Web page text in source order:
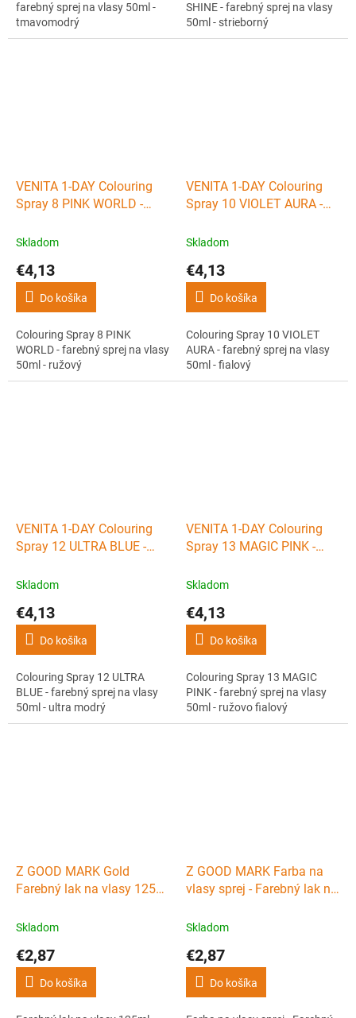
farebný sprej na vlasy 50ml -
tmavomodrý
SHINE - farebný sprej na vlasy
50ml - strieborný
VENITA 1-DAY Colouring
Spray 8 PINK WORLD -
50ml - ružový
Skladom
€4,13
Do košíka
Colouring Spray 8 PINK
WORLD - farebný sprej na vlasy
50ml - ružový
VENITA 1-DAY Colouring
Spray 10 VIOLET AURA -
50ml - fialový
Skladom
€4,13
Do košíka
Colouring Spray 10 VIOLET
AURA - farebný sprej na vlasy
50ml - fialový
VENITA 1-DAY Colouring
Spray 12 ULTRA BLUE -
50ml - ultra modrý
Skladom
€4,13
Do košíka
Colouring Spray 12 ULTRA
BLUE - farebný sprej na vlasy
50ml - ultra modrý
VENITA 1-DAY Colouring
Spray 13 MAGIC PINK -
50ml - ružovo fialový
Skladom
€4,13
Do košíka
Colouring Spray 13 MAGIC
PINK - farebný sprej na vlasy
50ml - ružovo fialový
Z GOOD MARK Gold
Farebný lak na vlasy 125ml
zlatá
Skladom
€2,87
Do košíka
Z GOOD MARK Farba na
vlasy sprej - Farebný lak na
Skladom
€2,87
Do košíka